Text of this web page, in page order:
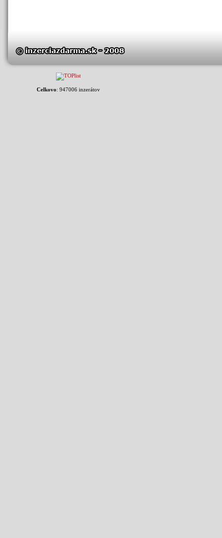
Celkovo: 947006 inzerátov